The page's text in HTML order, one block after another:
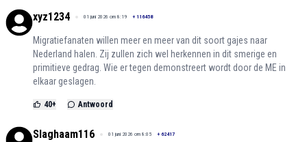
xyz1234 01 juni 2026 om 8:19 + 116458
Migratiefanaten willen meer en meer van dit soort gajes naar
Nederland halen. Zij zullen zich wel herkennen in dit smerige en
primitieve gedrag. Wie er tegen demonstreert wordt door de ME in
elkaar geslagen.
40+ Antwoord
Slaghaam116 01 juni 2026 om 8:05 + 62417